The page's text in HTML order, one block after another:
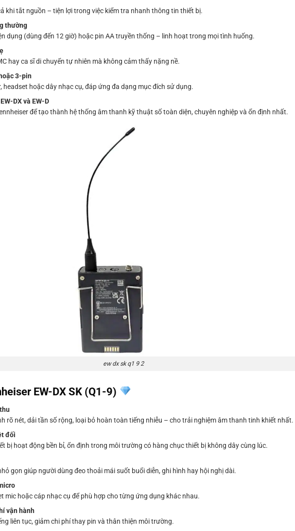
khi tắt nguồn – tiện lợi trong việc kiểm tra nhanh thông tin thiết bị.
thường
dụng (dùng đến 12 giờ) hoặc pin AA truyền thống – linh hoạt trong mọi tình huống.
hay ca sĩ di chuyển tự nhiên mà không cảm thấy nặng nề.
3-pin
headset hoặc dây nhạc cụ, đáp ứng đa dạng mục đích sử dụng.
DX và EW-D
để tạo thành hệ thống âm thanh kỹ thuật số toàn diện, chuyên nghiệp và ổn định nhất.
ew dx sk q1 9 2
EW-DX SK (Q1-9)
rõ nét, dải tần số rộng, loại bỏ hoàn toàn tiếng nhiễu – cho trải nghiệm âm thanh tinh khiết nhất.
đối
bị hoạt động bền bỉ, ổn định trong môi trường có hàng chục thiết bị không dây cùng lúc.
gọn giúp người dùng đeo thoải mái suốt buổi diễn, ghi hình hay hội nghị dài.
mic hoặc cáp nhạc cụ để phù hợp cho từng ứng dụng khác nhau.
vận hành
liên tục, giảm chi phí thay pin và thân thiện môi trường.